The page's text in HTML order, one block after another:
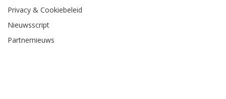
Privacy & Cookiebeleid
Nieuwsscript
Partnernieuws